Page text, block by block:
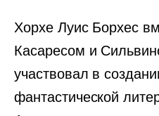
Хорхе Луис Борхес
Касаресом и
участвовал в
фантастической